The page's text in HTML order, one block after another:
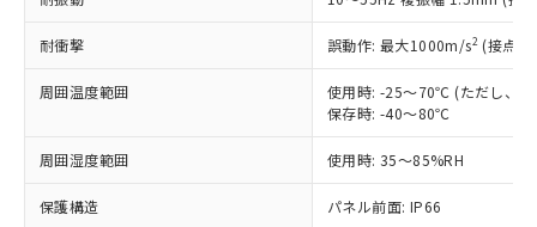
耐衝撃 誤動作: 最大1000m/s2 (接点
周囲温度範囲
使用時: -25～70℃ (ただし、氷
保存時: -40～80℃
周囲湿度範囲 使用時: 35～85%RH
保護構造 パネル前面: IP66
本サービスの対象外となる商品もある
ことをご了承ください。
在庫状況および標準価格照会結果は、
記載している更新日時点での社内デー
タに基づき作成されるものであり、閲
覧された時点での実際の在庫および標
準価格とは異なる場合があることをご
仕入先様の事情により、非含有部品として
いたものが、含有品と判明した場合などや
ミウム(Cd) 100ppm以下、
六価クロム(Cr(Ⅵ)) 1000ppm以下、ポリ臭化ビフェニル
類(PBB) 1000ppm以下、ポリ臭化ジフェニルエーテル類
(PBDE) 1000ppm以下、フタル酸ビス(2-エチルヘキシ
「×」：最大均質材料含有率が中国RoHSの
基準値を超えていることを示します。
「－」：未確認です。当社販売部門へお問
い合わせください。
Pb(鉛) :1000ppm、 Hg(水銀) : 1000ppm、 Cd(カドミウ
Cr(Ⅵ)(六価クロム) : 1000ppm、 PBBs(ポリ臭化ビフェ
当社は、これら貴社製品のうち、外国
為替および外国貿易法に定める商品
（以下｢規制貨物等」という）を輸出
または国外への提供する場合は、日本
国政府の輸出許可(または役務取引許
可)を取得するなどの必要な手続きを
号